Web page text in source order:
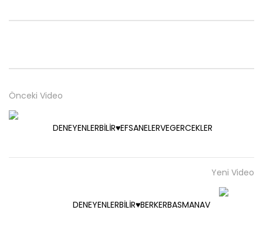
Önceki Video
DENEYENLERBİLİR♥️EFSANELERVEGERCEKLER
Yeni Video
DENEYENLERBİLİR♥️BERKERBASMANAV